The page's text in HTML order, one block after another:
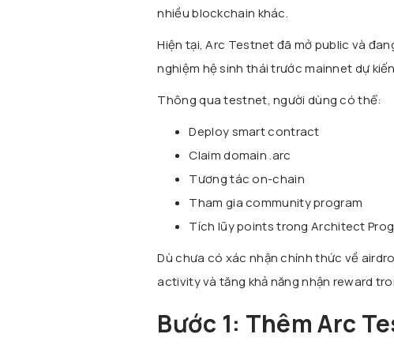
nhiều blockchain khác.
Hiện tại, Arc Testnet đã mở public và
nghiệm hệ sinh thái trước mainnet dự
Thông qua testnet, người dùng có thể:
Deploy smart contract
Claim domain .arc
Tương tác on-chain
Tham gia community program
Tích lũy points trong Architect
Dù chưa có xác nhận chính thức về
activity và tăng khả năng nhận reward
Bước 1: Thêm Arc